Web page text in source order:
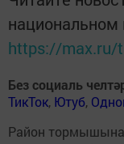
https://max.ru/
Без социаль
ТикТок, Ютуб,
Район